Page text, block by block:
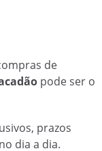
de
pode ser o
prazos
dia a dia.